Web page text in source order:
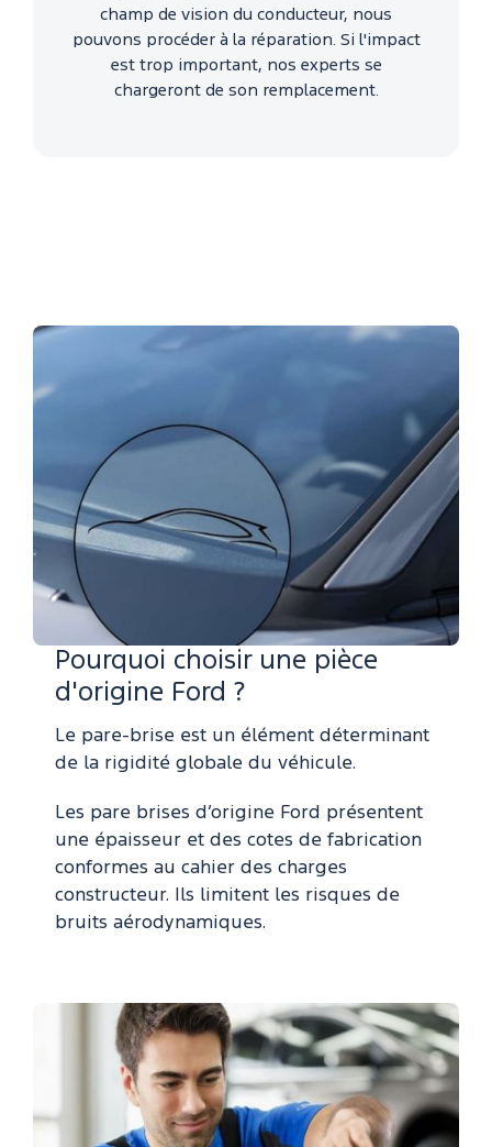
champ de vision du conducteur, nous
pouvons procéder à la réparation. Si l'impact
est trop important, nos experts se
chargeront de son remplacement.
Pourquoi choisir une pièce
d'origine Ford ?
Le pare-brise est un élément déterminant
de la rigidité globale du véhicule.
Les pare brises d’origine Ford présentent
une épaisseur et des cotes de fabrication
conformes au cahier des charges
constructeur. Ils limitent les risques de
bruits aérodynamiques.